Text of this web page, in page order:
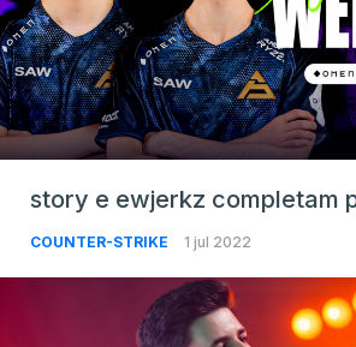
story e ewjerkz completam
COUNTER-STRIKE 1 jul 2022